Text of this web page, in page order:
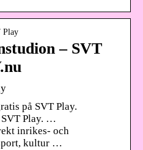
Play
– SVT
på SVT Play.
Play. …
inrikes- och
kultur …